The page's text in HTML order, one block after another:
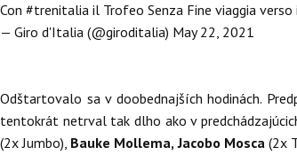
Con #trenitalia il Trofeo Senza Fine viaggia
— Giro d'Italia (@giroditalia) May 22, 2021
Odštartovalo sa v doobednajších hodinách.
tentokrát netrval tak dlho ako v
(2x Jumbo), Bauke Mollema, Jacobo Mosca (2x